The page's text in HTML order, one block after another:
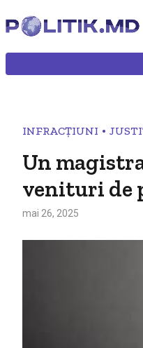
INFRACȚIUNI •
Un
venituri de
mai 26, 2025